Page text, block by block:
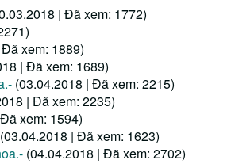
| Đã xem: 1772)
xem: 1889)
| Đã xem: 1689)
(03.04.2018 | Đã xem: 2215)
| Đã xem: 2235)
xem: 1594)
(03.04.2018 | Đã xem: 1623)
(04.04.2018 | Đã xem: 2702)